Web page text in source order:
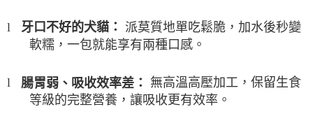
l 牙口不好的犬貓：
派莫質地單吃鬆脆，加水後秒變
軟糯，一包就能享有兩種口感。
l 腸胃弱、吸收效率差：
無高溫高壓加工，保留生食
等級的完整營養，讓吸收更有效率。